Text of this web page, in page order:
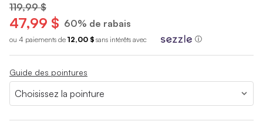
119,99 $
47,99 $ 60% de rabais
ou 4 paiements de 12,00 $ sans intérêts avec ⓘ
Guide des pointures